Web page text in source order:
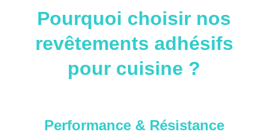
Pourquoi choisir nos
revêtements adhésifs
pour cuisine ?
Performance & Résistance